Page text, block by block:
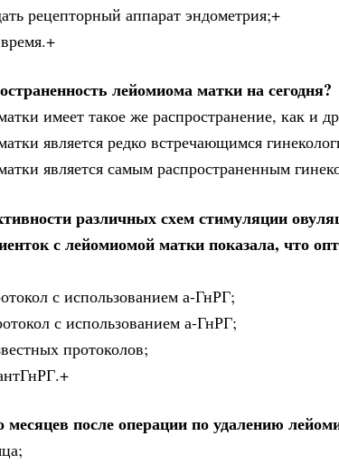
рецепторный аппарат эндометрия;+
лейомиома матки на сегодня?
имеет такое же распространение, как и
является редко встречающимся
является самым распространенным
различных схем стимуляции
с лейомиомой матки показала, что
с использованием а-ГнРГ;
с использованием а-ГнРГ;
протоколов;
месяцев после операции по удалению